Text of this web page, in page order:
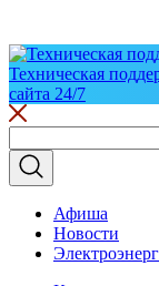
Техническая
сайта 24/7
Афиша
Новости